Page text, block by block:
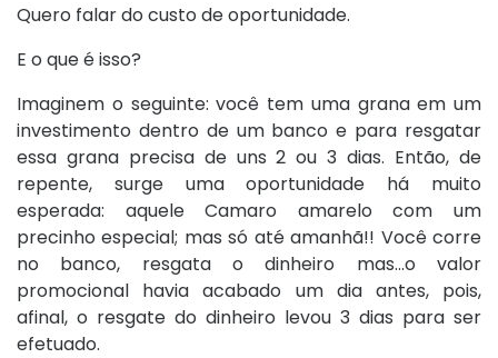
Quero falar do custo de oportunidade.
E o que é isso?
Imaginem o seguinte: você tem uma grana em um
investimento dentro de um banco e para resgatar
essa grana precisa de uns 2 ou 3 dias. Então, de
repente, surge uma oportunidade há muito
esperada: aquele Camaro amarelo com um
precinho especial; mas só até amanhã!! Você corre
no banco, resgata o dinheiro mas...o valor
promocional havia acabado um dia antes, pois,
afinal, o resgate do dinheiro levou 3 dias para ser
efetuado.